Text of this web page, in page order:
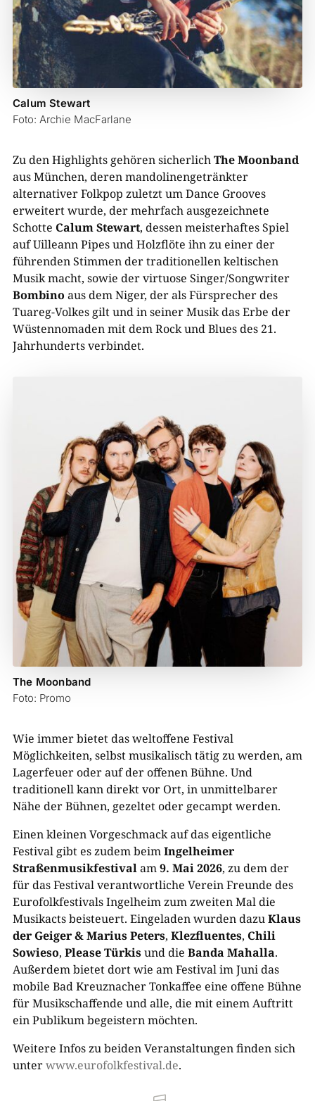
Calum Stewart
Foto: Archie MacFarlane
Zu den Highlights gehören sicherlichThe Moonband
aus München, deren mandolinengetränkter
alternativer Folkpop zuletzt um Dance Grooves
erweitert wurde, der mehrfach ausgezeichnete
Schotte Calum Stewart, dessen meisterhaftes Spiel
auf Uilleann Pipes und Holzflöte ihn zu einer der
führenden Stimmen der traditionellen keltischen
Musik macht, sowie der virtuose Singer/Songwriter
Bombino aus dem Niger, der als Fürsprecher des
Tuareg-Volkes gilt und in seiner Musik das Erbe der
Wüstennomaden mit dem Rock und Blues des 21.
Jahrhunderts verbindet.
The Moonband
Foto: Promo
Wie immer bietet das weltoffene Festival
Möglichkeiten, selbst musikalisch tätig zu werden, am
Lagerfeuer oder auf der offenen Bühne. Und
traditionell kann direkt vor Ort, in unmittelbarer
Nähe der Bühnen, gezeltet oder gecampt werden.
Einen kleinen Vorgeschmack auf das eigentliche
Festival gibt es zudem beimIngelheimer
Straßenmusikfestivalam9. Mai 2026, zu dem der
für das Festival verantwortliche Verein Freunde des
Eurofolkfestivals Ingelheim zum zweiten Mal die
Musikacts beisteuert. Eingeladen wurden dazuKlaus
der Geiger & Marius Peters, Klezfluentes, Chili
Sowieso, Please Türkisund die Banda Mahalla.
Außerdem bietet dort wie am Festival im Juni das
mobile Bad Kreuznacher Tonkaffee eine offene Bühne
für Musikschaffende und alle, die mit einem Auftritt
ein Publikum begeistern möchten.
Weitere Infos zu beiden Veranstaltungen finden sich
unterwww.eurofolkfestival.de.